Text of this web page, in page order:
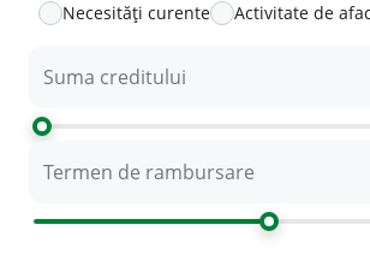
Necesități curente Activitate de
Suma creditului
Termen de rambursare